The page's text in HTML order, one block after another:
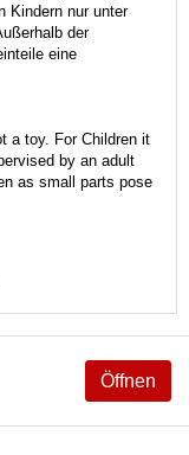
Kindern nur unter
der
eine
a toy. For Children it
by an adult
as small parts pose
Öffnen